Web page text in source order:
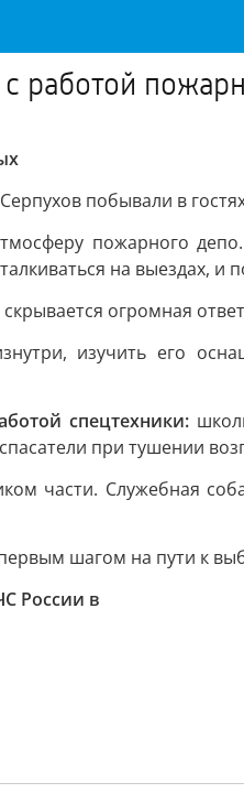
работой
побывали в
пожарного
на выездах, и
огромная
изучить его
спецтехники:
при тушении
части. Служебная
шагом на пути к
России в